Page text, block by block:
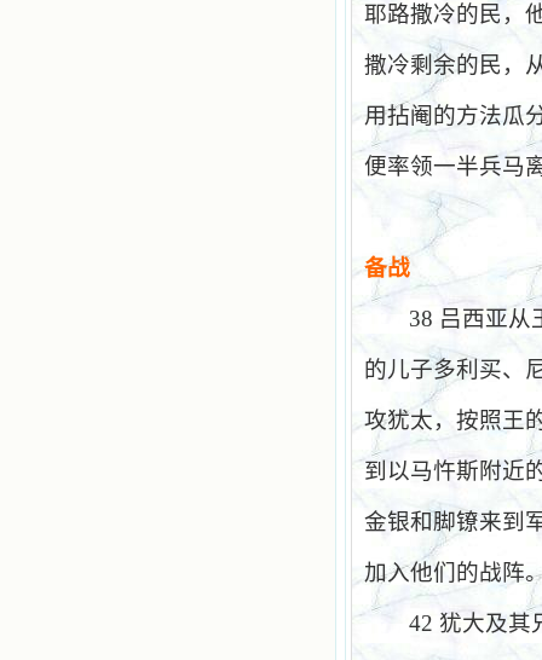
耶路撒冷的民，
撒冷剩余的民，
用拈阉的方法瓜
便率领一半兵马
备战
38 吕西亚从
的儿子多利买、
攻犹太，按照王
到以马忤斯附近
金银和脚镣来到
加入他们的战阵
42 犹大及其